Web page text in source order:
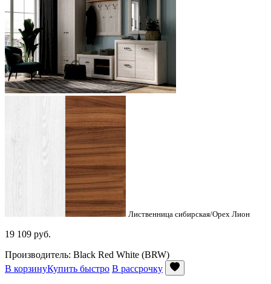
Лиственница сибирская/Орех Лион
19 109 руб.
Производитель: Black Red White (BRW)
В корзинуКупить быстро В рассрочку